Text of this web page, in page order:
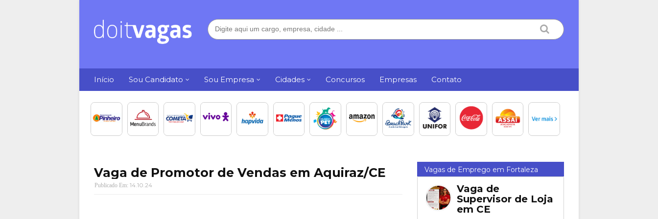
Início Sou Candidato Sou Empresa Cidades Concursos Empresas Contato
Vaga de Promotor de Vendas em Aquiraz/CE
14.10.24
Vagas de Emprego em Fortaleza
Vaga de
Supervisor de Loja
em CE